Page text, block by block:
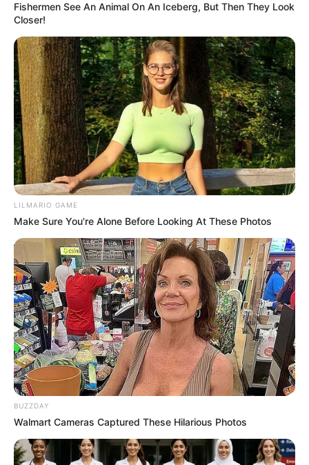
Fishermen See An Animal On An Iceberg, But Then They Look
Closer!
LILMARIO GAME
Make Sure You're Alone Before Looking At These Photos
BUZZDAY
Walmart Cameras Captured These Hilarious Photos